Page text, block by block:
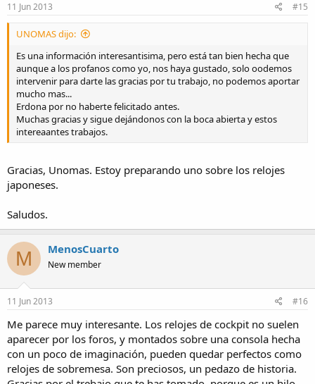
11 Jun 2013 #15
UNOMAS dijo:
Es una información interesantisima, pero está tan bien hecha que
aunque a los profanos como yo, nos haya gustado, solo oodemos
intervenir para darte las gracias por tu trabajo, no podemos aportar
mucho mas...
Erdona por no haberte felicitado antes.
Muchas gracias y sigue dejándonos con la boca abierta y estos
intereaantes trabajos.
Gracias, Unomas. Estoy preparando uno sobre los relojes
japoneses.
Saludos.
M MenosCuarto
New member
11 Jun 2013 #16
Me parece muy interesante. Los relojes de cockpit no suelen
aparecer por los foros, y montados sobre una consola hecha
con un poco de imaginación, pueden quedar perfectos como
relojes de sobremesa. Son preciosos, un pedazo de historia.